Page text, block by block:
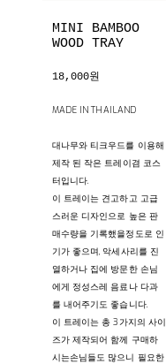
MINI BAMBOO
WOOD TRAY
18,000원
MADE IN THAILAND
대나무와 티크우드를 이용해
제작 된 작은 트레이겸 코스
터입니다.
이 트레이는 견고하고 고급
스러운 디자인으로 높은 판
매수량을 기록했을정도로 인
기가 좋으며, 악세사리를 진
열하거나 집에 방문한 손님
에게 정성스레 음료나 다과
를 내어주기도 좋습니다.
이 트레이는 총 3가지의 사이
즈가 제작되어 함께 구매하
시는손님들도 많으니 필요한